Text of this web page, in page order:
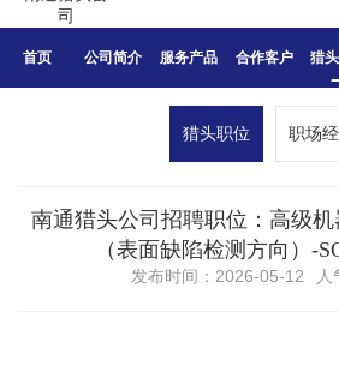
首页 公司简介 服务产品 合作客户 猎
猎头职位 职场
南通猎头公司招聘职位：高级
（表面缺陷检测方向）-
发布时间：2026-05-12 人